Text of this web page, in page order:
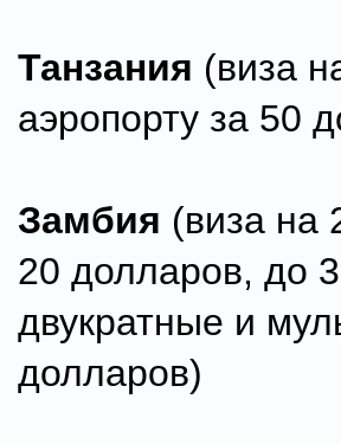
Танзания (виза
аэропорту за 50
Замбия (виза на
20 долларов, до
двукратные и
долларов)